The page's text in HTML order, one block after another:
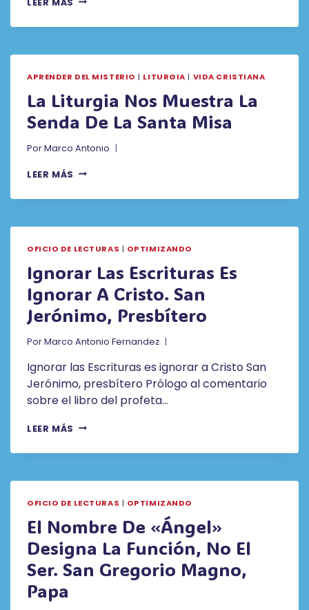
DE
FE
APRENDER DEL MISTERIO | LITURGIA | VIDA CRISTIANA
La Liturgia Nos Muestra La
Senda De La Santa Misa
PorMarco Antonio
LEER MÁS LA
NOS
LA
DE
SANTA
MISA
OFICIO DE LECTURAS | OPTIMIZANDO
Ignorar Las Escrituras Es
Ignorar A Cristo. San
Jerónimo, Presbítero
PorMarco Antonio Fernandez
Ignorar las Escrituras es ignorar a Cristo San
Jerónimo, presbítero Prólogo al comentario
sobre el libro del profeta…
LEER MÁS IGNORAR
ESCRITURAS
IGNORAR
CRISTO.
SAN
JERÓNIMO,
PRESBÍTERO
OFICIO DE LECTURAS | OPTIMIZANDO
El Nombre De «ángel»
Designa La Función, No El
Ser. San Gregorio Magno,
Papa